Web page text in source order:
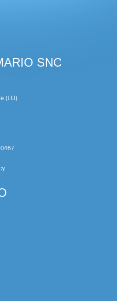
SNC
(LU)